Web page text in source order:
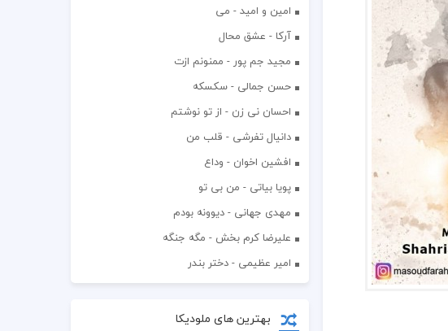
امین و امید - می
آرکا - عشق محال
مجید جم پور - ممنونم ازت
حسن جمالی - سکسکه
احسان نی زن - از تو نوشتم
دانیال تفرشی - قلب من
افشين اخوان - وداع
پویا بیاتی - من بی تو
مهدی جهانی - دیوونه بودم
علیرضا کرم بخش - مگه جنگه
امیر عظیمی - دختر بندر
بهترین های ملودیکا